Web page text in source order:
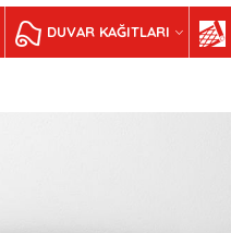
DUVAR KAĞITLARI